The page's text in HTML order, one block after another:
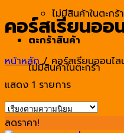
ไม่มีสินค้าในตะกร้า
ตะกร้าสินค้า
ไม่มีสินค้าในตะกร้า
คอร์สเรียนออ
หน้าหลัก /คอร์สเรียนออนไล
แสดง 1 รายการ
ลดราคา!